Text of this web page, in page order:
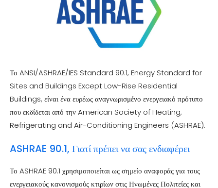
Το ANSI/ASHRAE/IES Standard 90.1, Energy Standard for
Sites and Buildings Except Low-Rise Residential
Buildings, είναι ένα ευρέως αναγνωρισμένο ενεργειακό πρότυπο
που εκδίδεται από την American Society of Heating,
Refrigerating and Air-Conditioning Engineers (ASHRAE).
ASHRAE 90.1, Γιατί πρέπει να σας ενδιαφέρει
Το ASHRAE 90.1 χρησιμοποιείται ως σημείο αναφοράς για τους
ενεργειακούς κανονισμούς κτιρίων στις Ηνωμένες Πολιτείες και